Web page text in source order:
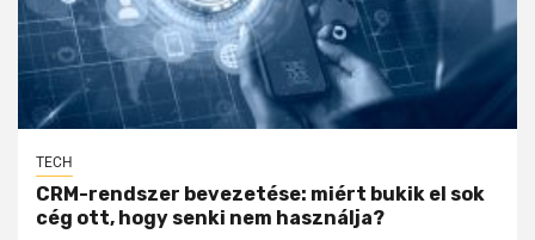
TECH
CRM-rendszer bevezetése: miért bukik el sok
cég ott, hogy senki nem használja?